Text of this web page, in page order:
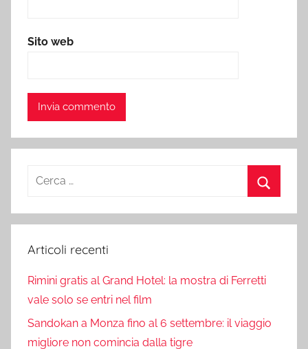
Sito web
Ricerca
Articoli recenti
Rimini gratis al Grand Hotel: la mostra di Ferretti
vale solo se entri nel film
Sandokan a Monza fino al 6 settembre: il viaggio
migliore non comincia dalla tigre